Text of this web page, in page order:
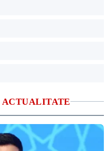
ACTUALITATE